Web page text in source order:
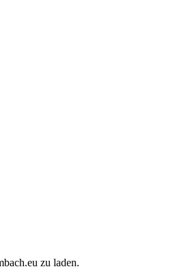
zu laden.